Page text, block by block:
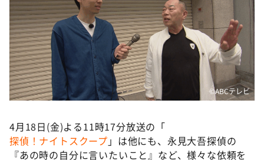
©️ABCテレビ
4月18日(金)よる11時17分放送の「
探偵！ナイトスクープ 」は他にも、永見大吾探偵の
『あの時の自分に言いたいこと』など、様々な依頼を